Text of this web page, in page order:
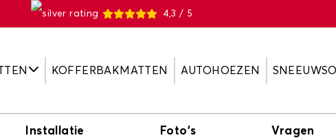
4,3 / 5
KOFFERBAKMATTEN AUTOHOEZEN
Installatie Foto's Vragen